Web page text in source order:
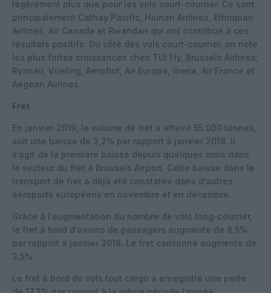
légèrement plus que pour les vols court-courrier. Ce sont
principalement Cathay Pacific, Hainan Airlines, Ethiopian
Airlines, Air Canada et Rwandair qui ont contribué à ces
résultats positifs. Du côté des vols court-courrier, on note
les plus fortes croissances chez TUI Fly, Brussels Airlines,
Ryanair, Vueling, Aeroflot, Air Europa, Iberia, Air France et
Aegean Airlines.
Fret
En janvier 2019, le volume de fret a atteint 55.030 tonnes,
soit une baisse de 3,2% par rapport à janvier 2018. Il
s’agit de la première baisse depuis quelques mois dans
le secteur du fret à Brussels Airport. Cette baisse dans le
transport de fret a déjà été constatée dans d’autres
aéroports européens en novembre et en décembre.
Grâce à l’augmentation du nombre de vols long-courrier,
le fret à bord d’avions de passagers augmente de 8,5%
par rapport à janvier 2018. Le fret camionné augmente de
3,5%.
Le fret à bord de vols tout cargo a enregistré une perte